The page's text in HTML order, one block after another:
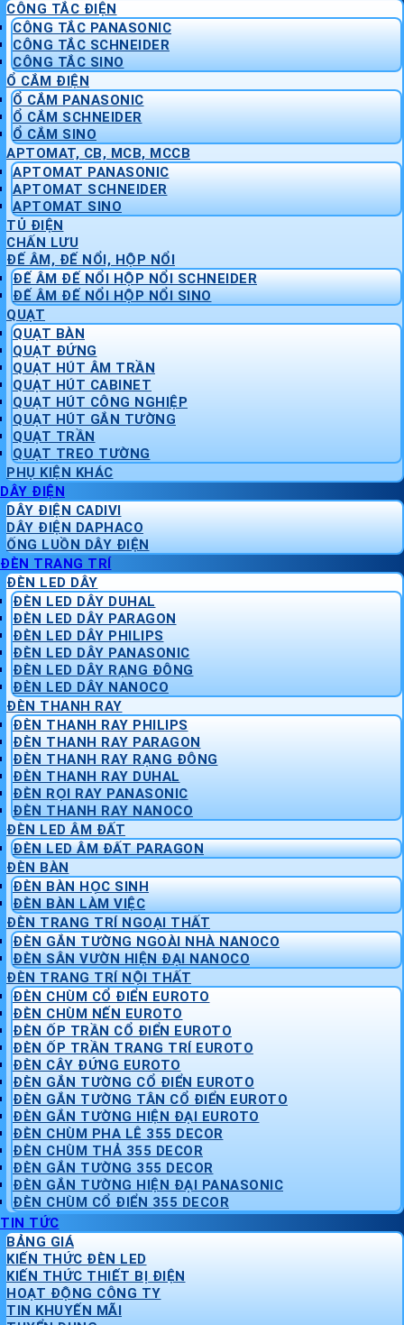
CÔNG TẮC ĐIỆN
CÔNG TẮC PANASONIC
CÔNG TẮC SCHNEIDER
CÔNG TẮC SINO
Ổ CẮM ĐIỆN
Ổ CẮM PANASONIC
Ổ CẮM SCHNEIDER
Ổ CẮM SINO
APTOMAT, CB, MCB, MCCB
APTOMAT PANASONIC
APTOMAT SCHNEIDER
APTOMAT SINO
TỦ ĐIỆN
CHẤN LƯU
ĐẾ ÂM, ĐẾ NỔI, HỘP NỔI
ĐẾ ÂM ĐẾ NỔI HỘP NỔI SCHNEIDER
ĐẾ ÂM ĐẾ NỔI HỘP NỔI SINO
QUẠT
QUẠT BÀN
QUẠT ĐỨNG
QUẠT HÚT ÂM TRẦN
QUẠT HÚT CABINET
QUẠT HÚT CÔNG NGHIỆP
QUẠT HÚT GẮN TƯỜNG
QUẠT TRẦN
QUẠT TREO TƯỜNG
PHỤ KIỆN KHÁC
DÂY ĐIỆN
DÂY ĐIỆN CADIVI
DÂY ĐIỆN DAPHACO
ỐNG LUỒN DÂY ĐIỆN
ĐÈN TRANG TRÍ
ĐÈN LED DÂY
ĐÈN LED DÂY DUHAL
ĐÈN LED DÂY PARAGON
ĐÈN LED DÂY PHILIPS
ĐÈN LED DÂY PANASONIC
ĐÈN LED DÂY RẠNG ĐÔNG
ĐÈN LED DÂY NANOCO
ĐÈN THANH RAY
ĐÈN THANH RAY PHILIPS
ĐÈN THANH RAY PARAGON
ĐÈN THANH RAY RẠNG ĐÔNG
ĐÈN THANH RAY DUHAL
ĐÈN RỌI RAY PANASONIC
ĐÈN THANH RAY NANOCO
ĐÈN LED ÂM ĐẤT
ĐÈN LED ÂM ĐẤT PARAGON
ĐÈN BÀN
ĐÈN BÀN HỌC SINH
ĐÈN BÀN LÀM VIỆC
ĐÈN TRANG TRÍ NGOẠI THẤT
ĐÈN GẮN TƯỜNG NGOÀI NHÀ NANOCO
ĐÈN SÂN VƯỜN HIỆN ĐẠI NANOCO
ĐÈN TRANG TRÍ NỘI THẤT
ĐÈN CHÙM CỔ ĐIỂN EUROTO
ĐÈN CHÙM NẾN EUROTO
ĐÈN ỐP TRẦN CỔ ĐIỂN EUROTO
ĐÈN ỐP TRẦN TRANG TRÍ EUROTO
ĐÈN CÂY ĐỨNG EUROTO
ĐÈN GẮN TƯỜNG CỔ ĐIỂN EUROTO
ĐÈN GẮN TƯỜNG TÂN CỔ ĐIỂN EUROTO
ĐÈN GẮN TƯỜNG HIỆN ĐẠI EUROTO
ĐÈN CHÙM PHA LÊ 355 DECOR
ĐÈN CHÙM THẢ 355 DECOR
ĐÈN GẮN TƯỜNG 355 DECOR
ĐÈN GẮN TƯỜNG HIỆN ĐẠI PANASONIC
ĐÈN CHÙM CỔ ĐIỂN 355 DECOR
TIN TỨC
BẢNG GIÁ
KIẾN THỨC ĐÈN LED
KIẾN THỨC THIẾT BỊ ĐIỆN
HOẠT ĐỘNG CÔNG TY
TIN KHUYẾN MÃI